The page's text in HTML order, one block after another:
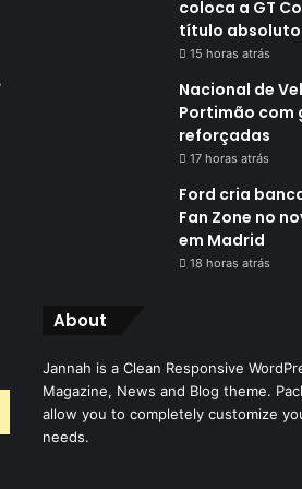
coloca a GT
título absoluto
15 horas atrás
Nacional de
Portimão com
reforçadas
17 horas atrás
Ford cria
Fan Zone no
em Madrid
18 horas atrás
About
Jannah is a Clean Responsive
Magazine, News and Blog theme.
allow you to completely customize
needs.